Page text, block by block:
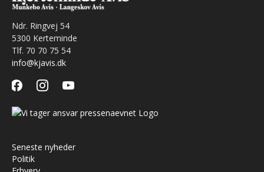
Ndr. Ringvej 54
5300 Kerteminde
Tlf. 70 70 75 54
info@kjavis.dk
facebookinstagramyoutube
Seneste nyheder
Politik